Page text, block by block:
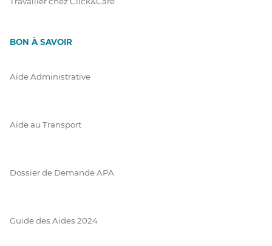
BON À SAVOIR
Aide Administrative
Aide au Transport
Dossier de Demande APA
Guide des Aides 2024